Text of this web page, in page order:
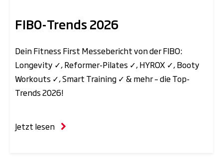
FIBO-Trends 2026
Dein Fitness First Messebericht von der FIBO:
Longevity ✓, Reformer-Pilates ✓, HYROX ✓, Booty
Workouts ✓, Smart Training ✓ & mehr – die Top-
Trends 2026!
Jetzt lesen